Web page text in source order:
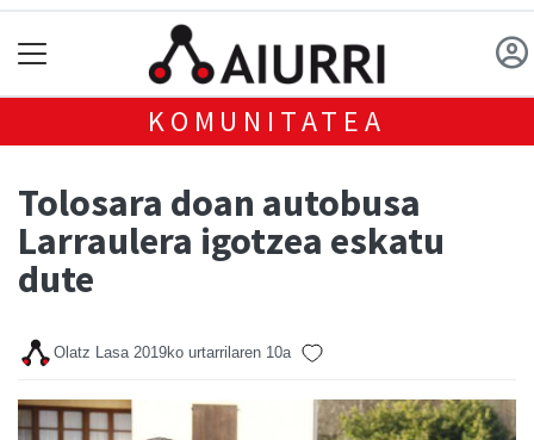
KOMUNITATEA
Tolosara doan autobusa
Larraulera igotzea eskatu
dute
Olatz Lasa 2019ko urtarrilaren 10a